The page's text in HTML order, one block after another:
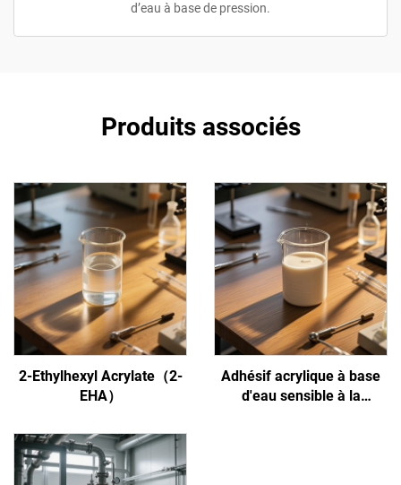
d’eau à base de pression.
Produits associés
2-Ethylhexyl Acrylate（2-
EHA）
Adhésif acrylique à base
d'eau sensible à la